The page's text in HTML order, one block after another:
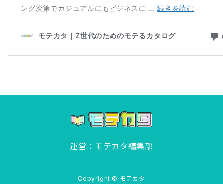
運営：モテカタ編集部
Copyright © モテカタ